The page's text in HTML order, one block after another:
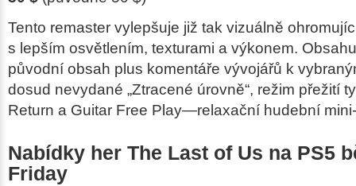
Tento remaster vylepšuje již tak vizuálně
s lepším osvětlením, texturami a výkonem.
původní obsah plus komentáře vývojářů k
dosud nevydané „Ztracené úrovně“, režim přežití
Return a Guitar Free Play—relaxační hudební
Nabídky her The Last of Us na PS5
Friday